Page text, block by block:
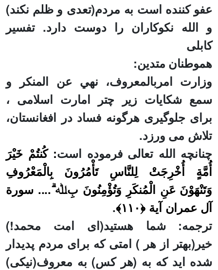
عفو کننده است به مردم(تعدی و ظلم نکند)
و الله نكوكاران را دوست دارد. تفسیر
کابلی
هموطنان متدین:
وزارت امربالمعروف، نهي عن المنکر و
سمع شکایات زیر چتر امارت اسلامی ،
برای جلوگیری هرگونه فساد در افغانستان،
تلاش می ورزد.
چنانچه الله تعالی فرموده است: كُنتُمْ خَيْرَ
أُمَّةٍ أُخْرِجَتْ لِلنَّاسِ تَأْمُرُونَ بِالْمَعْرُوفِ
وَتَنْهَوْنَ عَنِ الْمُنكَرِ وَتُؤْمِنُونَ بِﷲ ۗ.... سورة
آل عمرانآية﴿١١٠﴾
.
ترجمه: شما هستید(ای امت محمد!)
خیر(بهتر از هر ) امتى كه براى مردم پديدار
شده‏ ايد که به (هر کس) به معروف(نیکی)